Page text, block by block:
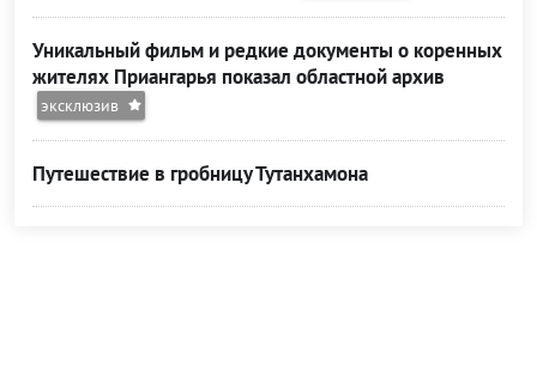
Уникальный фильм и редкие документы о коренных
жителях Приангарья показал областной архив
эксклюзив
Путешествие в гробницу Тутанхамона